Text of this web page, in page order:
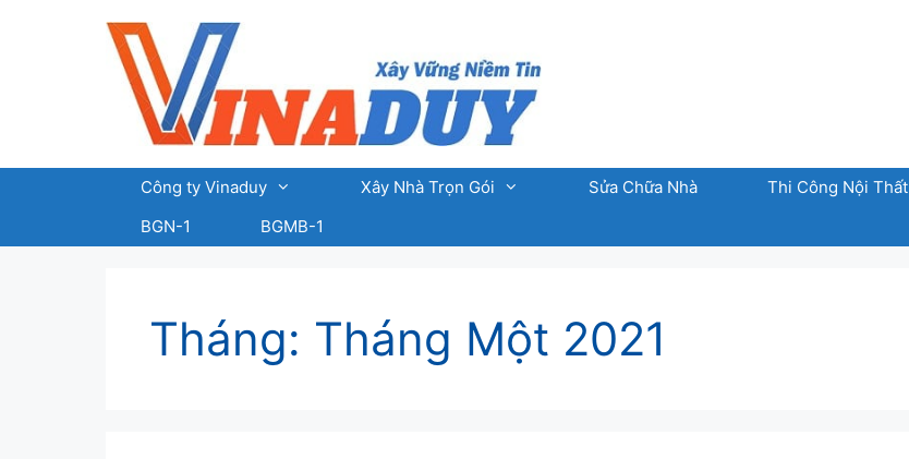
Công ty Vinaduy Xây Nhà Trọn Gói Sửa Chữa Nhà Thi Công Nội Thất
BGN-1
BGMB-1
Tháng: Tháng Một 2021